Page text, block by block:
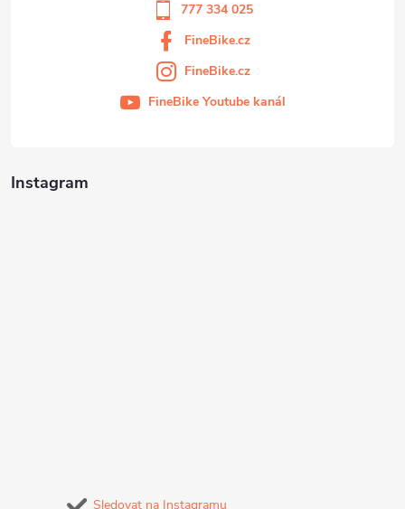
Instagram
Sledovat na Instagramu
777 334 025
FineBike.cz
FineBike.cz
FineBike Youtube kanál